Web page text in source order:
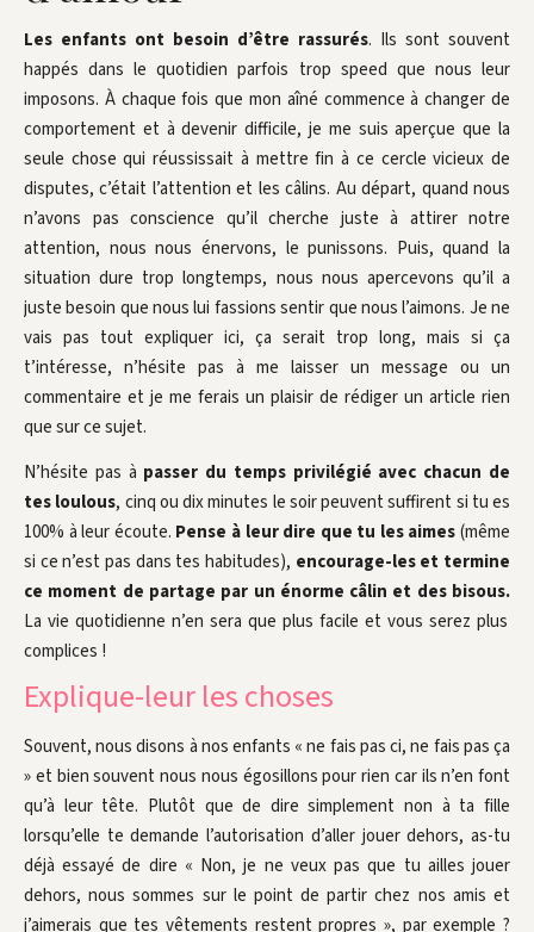
Les enfants ont besoin d’être rassurés. Ils sont souvent
happés dans le quotidien parfois trop speed que nous leur
imposons. À chaque fois que mon aîné commence à changer de
comportement et à devenir difficile, je me suis aperçue que la
seule chose qui réussissait à mettre fin à ce cercle vicieux de
disputes, c’était l’attention et les câlins. Au départ, quand nous
n’avons pas conscience qu’il cherche juste à attirer notre
attention, nous nous énervons, le punissons. Puis, quand la
situation dure trop longtemps, nous nous apercevons qu’il a
juste besoin que nous lui fassions sentir que nous l’aimons. Je ne
vais pas tout expliquer ici, ça serait trop long, mais si ça
t’intéresse, n’hésite pas à me laisser un message ou un
commentaire et je me ferais un plaisir de rédiger un article rien
que sur ce sujet.
N’hésite pas à passer du temps privilégié avec chacun de
tes loulous, cinq ou dix minutes le soir peuvent suffirent si tu es
100% à leur écoute. Pense à leur dire que tu les aimes(même
si ce n’est pas dans tes habitudes), encourage-les et termine
ce moment de partage par un énorme câlin et des bisous.
La vie quotidienne n’en sera que plus facile et vous serez plus
complices !
Explique-leur les choses
Souvent, nous disons à nos enfants « ne fais pas ci, ne fais pas ça
» et bien souvent nous nous égosillons pour rien car ils n’en font
qu’à leur tête. Plutôt que de dire simplement non à ta fille
lorsqu’elle te demande l’autorisation d’aller jouer dehors, as-tu
déjà essayé de dire « Non, je ne veux pas que tu ailles jouer
dehors, nous sommes sur le point de partir chez nos amis et
j’aimerais que tes vêtements restent propres », par exemple ?